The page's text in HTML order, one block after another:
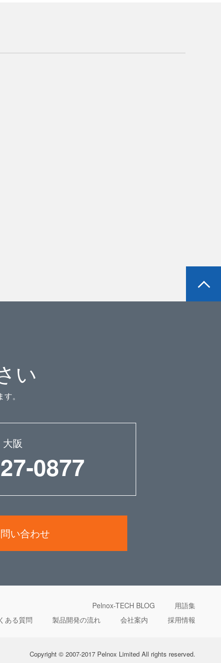
い
。
大阪
0877
い合わせ
Pelnox-TECH BLOG
用語集
ある質問
製品開発の流れ 会社案内 採用情報
Copyright © 2007-2017 Pelnox Limited All rights reserved.